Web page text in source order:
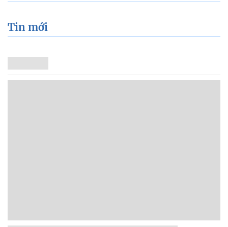
Tin mới